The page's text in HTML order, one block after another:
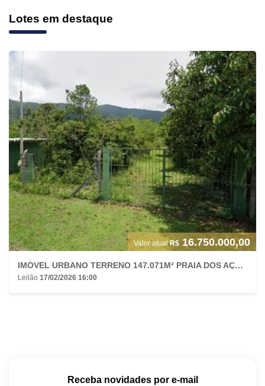
Lotes em destaque
Valor atualR$ 16.750.000,00
IMÓVEL URBANO TERRENO 147.071M² PRAIA DOS AÇORES PANTANO SUL FLORIANÓPOLIS/SC
Leilão 17/02/2026 16:00
Receba novidades por e-mail